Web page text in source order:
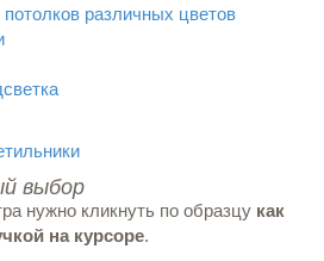
различных цветов
выбор
нужно кликнуть по образцу как
на курсоре.